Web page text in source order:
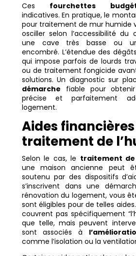
Ces fourchettes
indicatives. En pratique, le
pour traitement de mur humide
osciller selon l’accessibilité du
une cave très basse ou
encombré. L’étendue des
qui impose parfois de lourds
ou de traitement fongicide
solutions. Un diagnostic sur
démarche fiable pour
précise et parfaitement
logement.
Aides
traitement de
Selon le cas, le traitement de
une maison ancienne peut
soutenu par des dispositifs
s’inscrivent dans une
rénovation du logement, vous
sont éligibles pour de telles
couvrent pas spécifiquement
que telle, mais peuvent
sont associés à
comme l’isolation ou la